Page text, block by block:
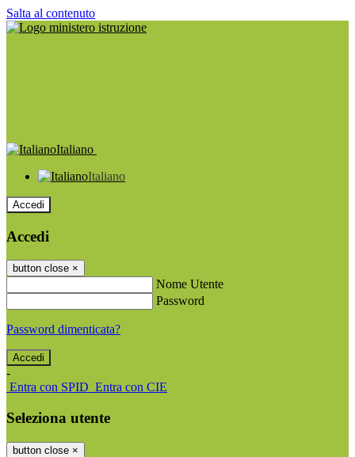
Salta al contenuto
Italiano
Italiano
Accedi
Accedi
button close ×
Nome Utente
Password
Password dimenticata?
-
Entra con SPID Entra con CIE
Seleziona utente
button close ×